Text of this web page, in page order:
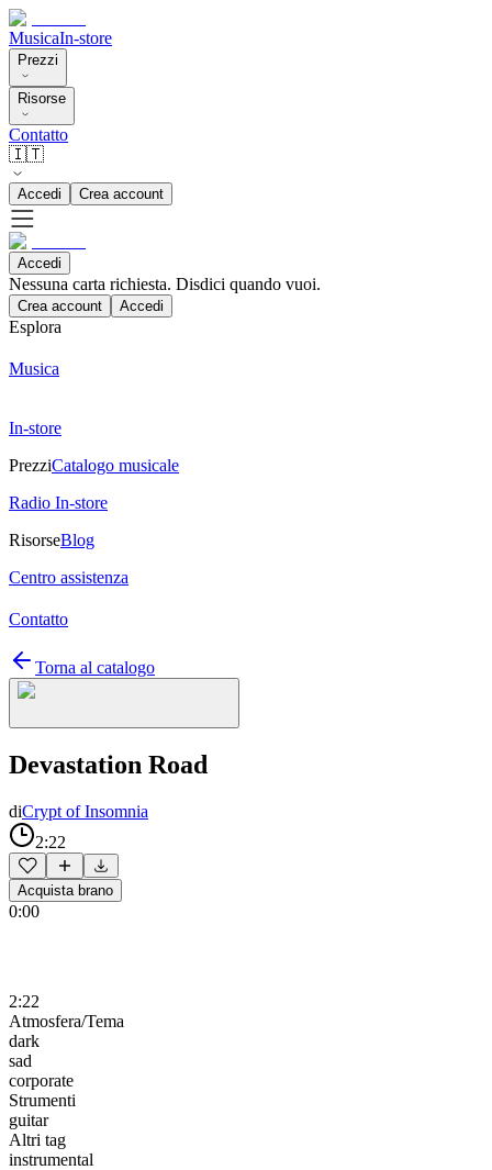
MusicaIn-store
Prezzi
Risorse
Contatto
🇮🇹
Accedi Crea account
Accedi
Nessuna carta richiesta. Disdici quando vuoi.
Crea account Accedi
Esplora
Musica
In-store
PrezziCatalogo musicale
Radio In-store
RisorseBlog
Centro assistenza
Contatto
Torna al catalogo
Devastation Road
diCrypt of Insomnia
2:22
Acquista brano
0:00
2:22
Atmosfera/Tema
dark
sad
corporate
Strumenti
guitar
Altri tag
instrumental